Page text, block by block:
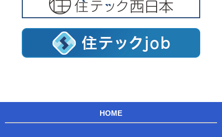
HOME